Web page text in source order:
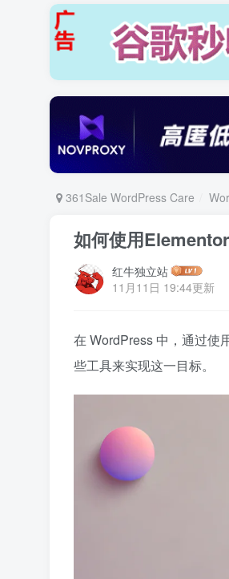
361Sale WordPress Care
如何使用
红牛独立站
11月11日 19:44更新
在 WordPress 中，通过使
些工具来实现这一目标。